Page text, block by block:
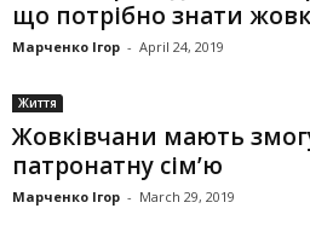
що потрібно знати
Марченко Ігор - April 24, 2019
Життя
Жовківчани мають
патронатну сім’ю
Марченко Ігор - March 29, 2019